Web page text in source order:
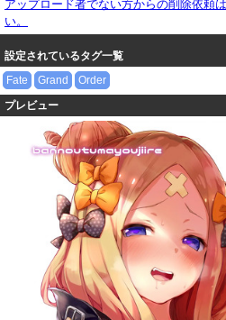
アップロード者でない方からの削除依頼
い。
設定されているタグ一覧
Fate
Grand
Order
プレビュー